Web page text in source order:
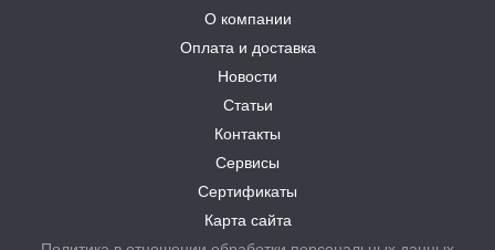
О компании
Оплата и доставка
Новости
Статьи
Контакты
Сервисы
Сертификаты
Карта сайта